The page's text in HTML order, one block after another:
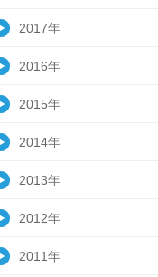
2017年
2016年
2015年
2014年
2013年
2012年
2011年